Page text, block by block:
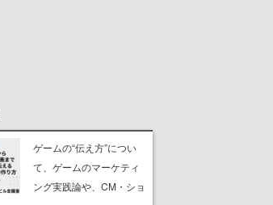
ゲームの“伝え方”につい
て、ゲームのマーケティ
ング実践論や、CM・ショ